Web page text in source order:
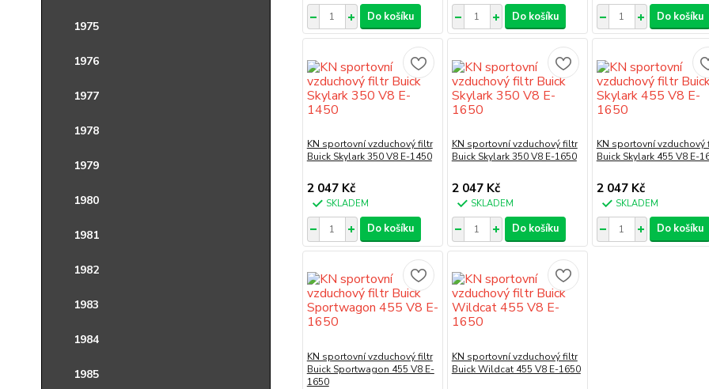
1975
1976
1977
1978
1979
1980
1981
1982
1983
1984
1985
Do košíku Do košíku Do košíku
KN sportovní vzduchový filtr
Buick Skylark 350 V8 E-1450
2 047 Kč
SKLADEM
Do košíku
KN sportovní vzduchový filtr
Buick Skylark 350 V8 E-1650
2 047 Kč
SKLADEM
Do košíku
KN sportovní vzduchový
Buick Skylark 455 V8 E-
2 047 Kč
SKLADEM
Do košíku
KN sportovní vzduchový filtr
Buick Sportwagon 455 V8 E-
1650
KN sportovní vzduchový filtr
Buick Wildcat 455 V8 E-1650